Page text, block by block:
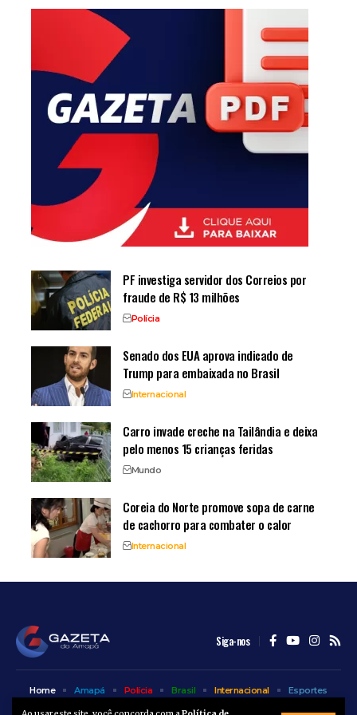
PF investiga servidor dos Correios por
fraude de R$ 13 milhões
Polícia
Senado dos EUA aprova indicado de
Trump para embaixada no Brasil
Internacional
Carro invade creche na Tailândia e deixa
pelo menos 15 crianças feridas
Mundo
Coreia do Norte promove sopa de carne
de cachorro para combater o calor
Internacional
Siga-nos
Home Amapá Polícia Brasil Internacional
Esportes
Bem Estar
Entretenimento